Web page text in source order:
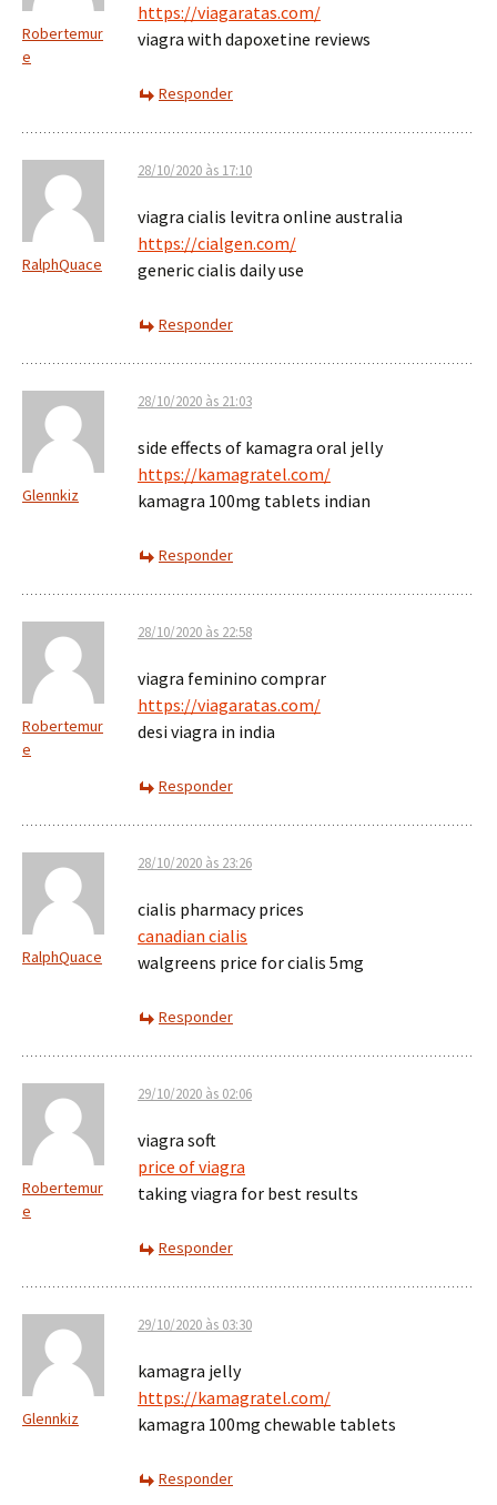
Robertemur
e
https://viagaratas.com/
viagra with dapoxetine reviews
Responder
RalphQuace
28/10/2020 às 17:10
viagra cialis levitra online australia
https://cialgen.com/
generic cialis daily use
Responder
Glennkiz
28/10/2020 às 21:03
side effects of kamagra oral jelly
https://kamagratel.com/
kamagra 100mg tablets indian
Responder
Robertemur
e
28/10/2020 às 22:58
viagra feminino comprar
https://viagaratas.com/
desi viagra in india
Responder
RalphQuace
28/10/2020 às 23:26
cialis pharmacy prices
canadian cialis
walgreens price for cialis 5mg
Responder
Robertemur
e
29/10/2020 às 02:06
viagra soft
price of viagra
taking viagra for best results
Responder
Glennkiz
29/10/2020 às 03:30
kamagra jelly
https://kamagratel.com/
kamagra 100mg chewable tablets
Responder